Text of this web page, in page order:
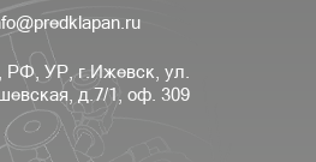
РФ, УР, г.Ижевск, ул.
д.7/1, оф. 309